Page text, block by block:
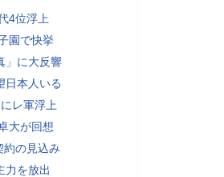
4位浮上
園で快挙
」に大反響
日本人いる
レ軍浮上
大が回想
約の見込み
力を放出